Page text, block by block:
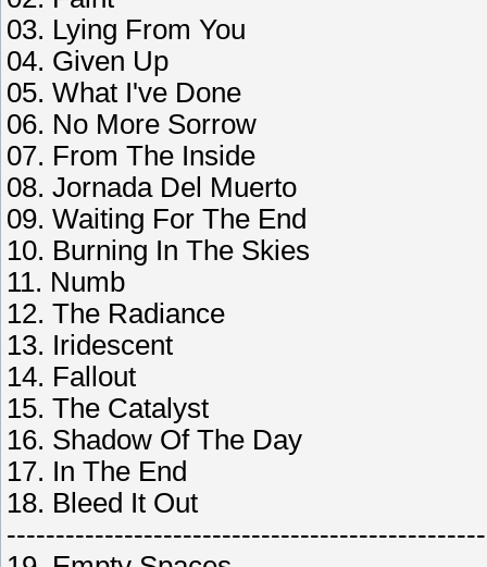
03. Lying From You
04. Given Up
05. What I've Done
06. No More Sorrow
07. From The Inside
08. Jornada Del Muerto
09. Waiting For The End
10. Burning In The Skies
11. Numb
12. The Radiance
13. Iridescent
14. Fallout
15. The Catalyst
16. Shadow Of The Day
17. In The End
18. Bleed It Out